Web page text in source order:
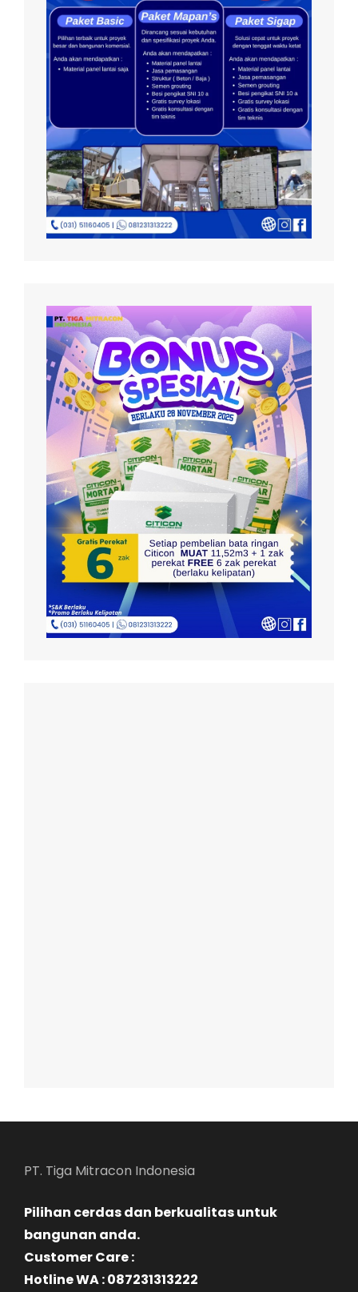
PT. Tiga Mitracon Indonesia
Pilihan cerdas dan berkualitas untuk
bangunan anda.
Customer Care :
Hotline WA : 087231313222